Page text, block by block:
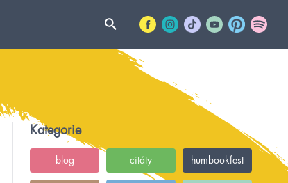
Kategorie
blog citáty humbookfest